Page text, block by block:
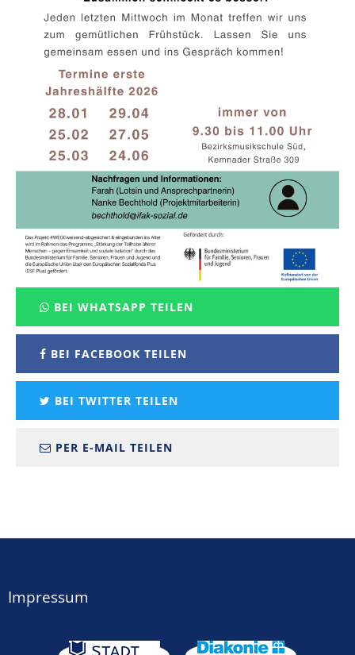
BEI WHATSAPP TEILEN
BEI FACEBOOK TEILEN
BEI TWITTER TEILEN
PER E-MAIL TEILEN
Impressum